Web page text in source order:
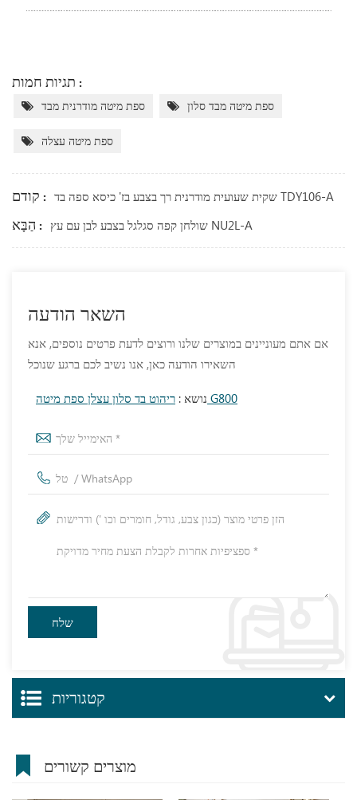
תגיות חמות :
ספת מיטה מודרנית מבד ספת מיטה מבד סלון
ספת מיטה עצלה
קודם : שקית שעועית מודרנית רך בצבע בז' כיסא ספה בד TDY106-A
הַבָּא : שולחן קפה סגלגל בצבע לבן עם עץ NU2L-A
השאר הודעה
אם אתם מעוניינים במוצרים שלנו ורוצים לדעת פרטים נוספים, אנא
השאירו הודעה כאן, אנו נשיב לכם ברגע שנוכל
נושא : ריהוט בד סלון עצלן ספת מיטה G800
קטגוריות
מוצרים קשורים